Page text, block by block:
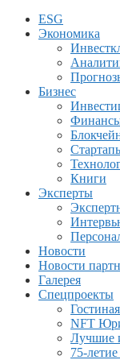
ESG
Экономика
Бизнес
Книги
Эксперты
Новости
Новости
Галерея
Спецпроекты
NFT
Лучшие
75-